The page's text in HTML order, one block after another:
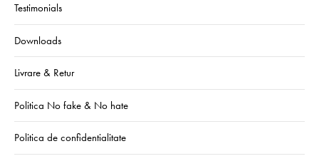
Testimonials
Downloads
Livrare & Retur
Politica No fake & No hate
Politica de confidentialitate